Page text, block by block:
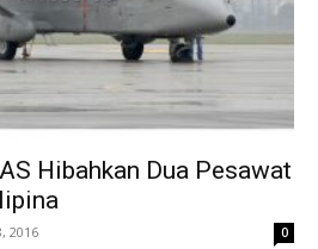
Hibahkan Dua Pesawat
2016 0